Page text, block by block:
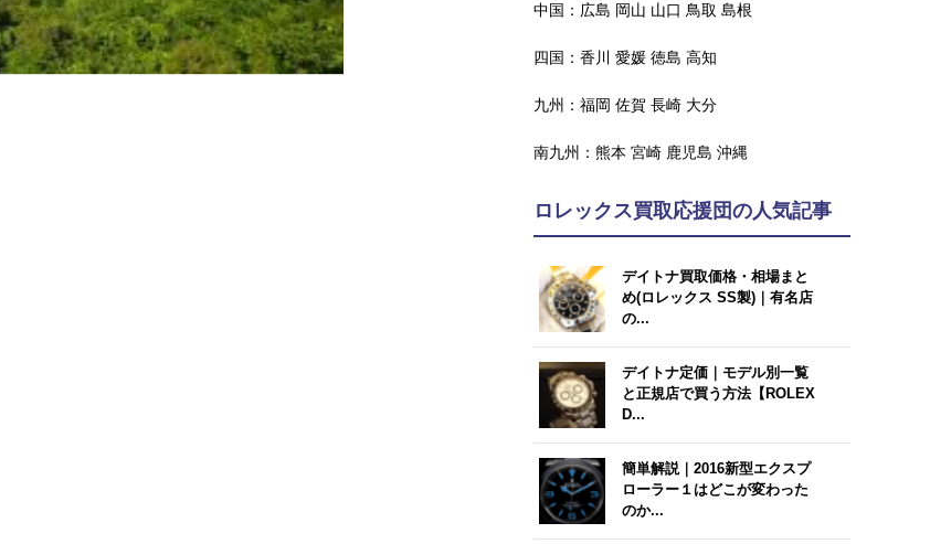
中国： 広島 岡山 山口 鳥取 島根
四国： 香川 愛媛 徳島 高知
九州： 福岡 佐賀 長崎 大分
南九州： 熊本 宮崎 鹿児島 沖縄
ロレックス買取応援団の人気記事
デイトナ買取価格・相場まと
め(ロレックス SS製)｜有名店
の...
デイトナ定価｜モデル別一覧
と正規店で買う方法【ROLEX
D...
簡単解説｜2016新型エクスプ
ローラー１はどこが変わった
のか...